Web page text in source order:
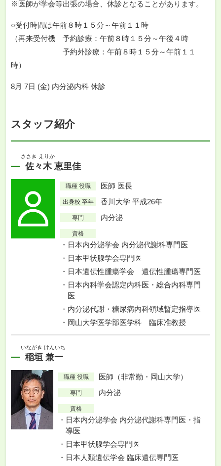
※医師が学会等出張の場合、休診となることがあります。
○受付時間は午前８時１５分～午前１１時
（再来受付機 予約診療：午前８時１５分～午後４時
予約外診療：午前８時１５分～午前１１
時）
8月 7日 (金) 内分泌内科 休診
スタッフ紹介
ささき えりか
佐々木 恵里佳
職種 役職 医師 医長
出身校 卒年 香川大学 平成26年
専門 内分泌
資格
日本内分泌学会 内分泌代謝科専門医
日本甲状腺学会専門医
日本遺伝性腫瘍学会 遺伝性腫瘍専門医
日本内科学会認定内科医・総合内科専門
医
内分泌代謝・糖尿病内科領域暫定指導医
岡山大学医学部医学科 臨床准教授
いながき けんいち
稲垣 兼一
職種 役職 医師（非常勤・岡山大学）
専門 内分泌
資格
日本内分泌学会 内分泌代謝科専門医・指
導医
日本甲状腺学会専門医
日本人類遺伝学会 臨床遺伝専門医